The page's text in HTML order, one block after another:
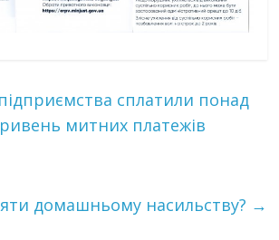
сплатили понад
митних платежів
домашньому насильству? →